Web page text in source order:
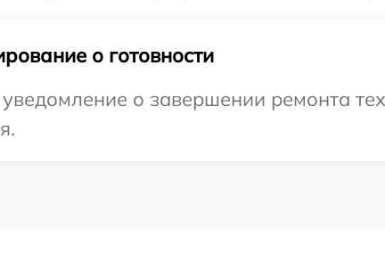
о готовности
о завершении ремонта